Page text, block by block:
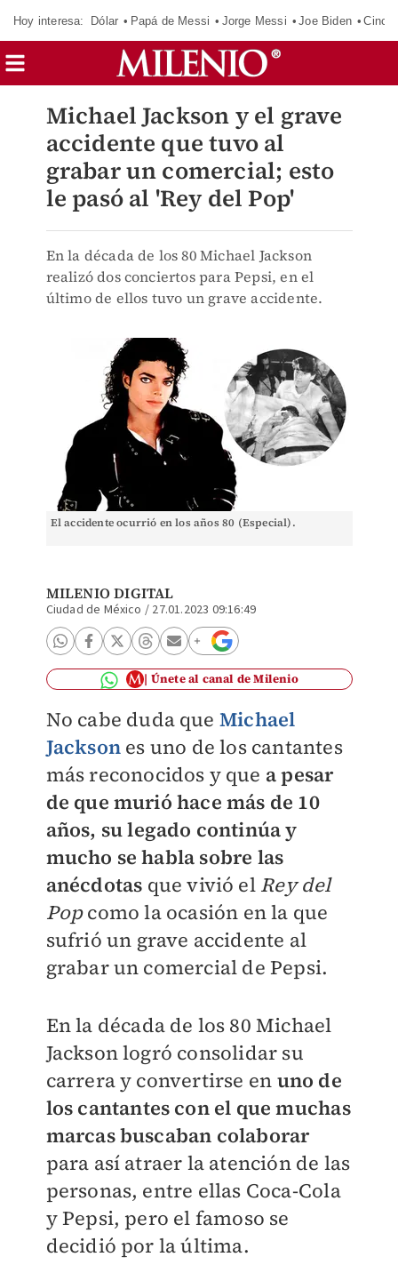
Hoy interesa: Dólar Papá de Messi Jorge Messi Joe Biden
Michael Jackson y el grave
accidente que tuvo al
grabar un comercial; esto
le pasó al 'Rey del Pop'
En la década de los 80 Michael Jackson
realizó dos conciertos para Pepsi, en el
último de ellos tuvo un grave accidente.
El accidente ocurrió en los años 80 (Especial).
MILENIO DIGITAL
Ciudad de México / 27.01.2023 09:16:49
Únete al canal de Milenio
No cabe duda que Michael
Jacksones uno de los cantantes
más reconocidos y que a pesar
de que murió hace más de 10
años, su legado continúa y
mucho se habla sobre las
anécdotas que vivió el Rey del
Popcomo la ocasión en la que
sufrió un grave accidente al
grabar un comercial de Pepsi.
En la década de los 80 Michael
Jackson logró consolidar su
carrera y convertirse en uno de
los cantantes con el que muchas
marcas buscaban colaborar
para así atraer la atención de las
personas, entre ellas Coca-Cola
y Pepsi, pero el famoso se
decidió por la última.